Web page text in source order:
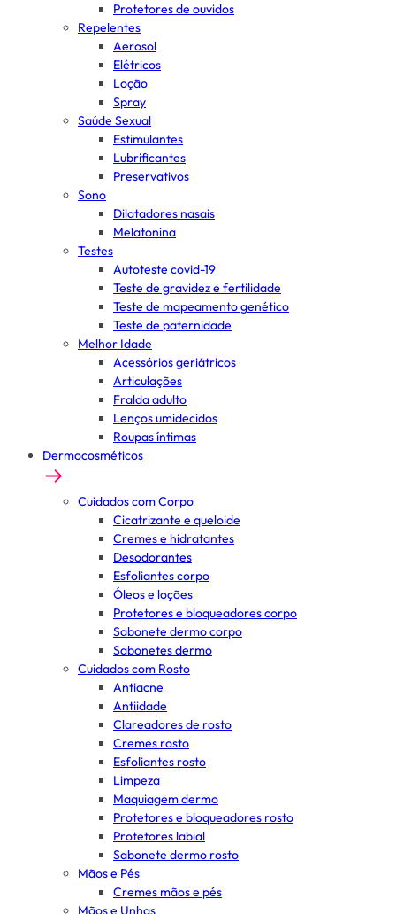
Protetores de ouvidos
Repelentes
Aerosol
Elétricos
Loção
Spray
Saúde Sexual
Estimulantes
Lubrificantes
Preservativos
Sono
Dilatadores nasais
Melatonina
Testes
Autoteste covid-19
Teste de gravidez e fertilidade
Teste de mapeamento genético
Teste de paternidade
Melhor Idade
Acessórios geriátricos
Articulações
Fralda adulto
Lenços umidecidos
Roupas íntimas
Dermocosméticos
Cuidados com Corpo
Cicatrizante e queloide
Cremes e hidratantes
Desodorantes
Esfoliantes corpo
Óleos e loções
Protetores e bloqueadores corpo
Sabonete dermo corpo
Sabonetes dermo
Cuidados com Rosto
Antiacne
Antiidade
Clareadores de rosto
Cremes rosto
Esfoliantes rosto
Limpeza
Maquiagem dermo
Protetores e bloqueadores rosto
Protetores labial
Sabonete dermo rosto
Mãos e Pés
Cremes mãos e pés
Mãos e Unhas